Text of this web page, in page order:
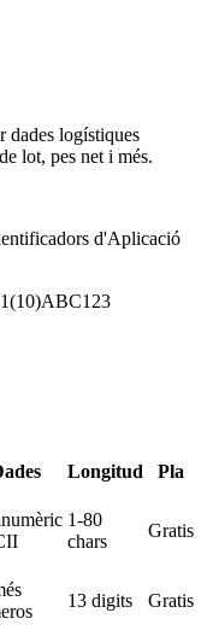
dades logístiques
lot, pes net i més.
d'Aplicació
Longitud Pla
1-80
chars
Gratis
13 digits Gratis